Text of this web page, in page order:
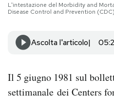
AREA PERSONALE
Area Personale
Newsletter
L'intestazione del Morbidity and
Disease Control and Prevention
Ascolta l'articolo
Il 5 giugno 1981 sul
settimanale dei Centers